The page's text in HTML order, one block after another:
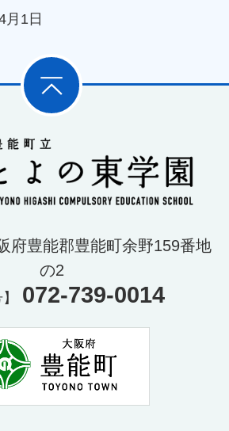
月1日
府豊能郡豊能町余野159番地
の2
072-739-0014